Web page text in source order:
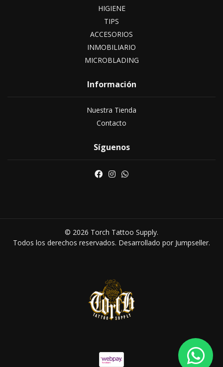
HIGIENE
TIPS
ACCESORIOS
INMOBILIARIO
MICROBLADING
Información
Nuestra Tienda
Contacto
Síguenos
© 2026 Torch Tattoo Supply.
Todos los derechos reservados. Desarrollado por Jumpseller.